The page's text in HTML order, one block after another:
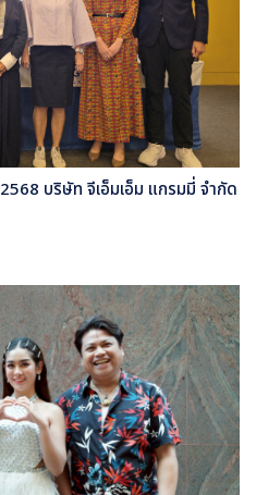
บริษัท จีเอ็มเอ็ม แกรมมี่ จำกัด